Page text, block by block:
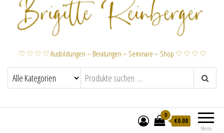
♡ ♡ ♡ ♡ Ausbildungen – Beratungen – Seminare – Shop ♡ ♡ ♡ ♡
Menü
0
€0.00